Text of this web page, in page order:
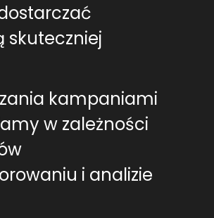
skuteczniej
kampaniami
w zależności
i analizie